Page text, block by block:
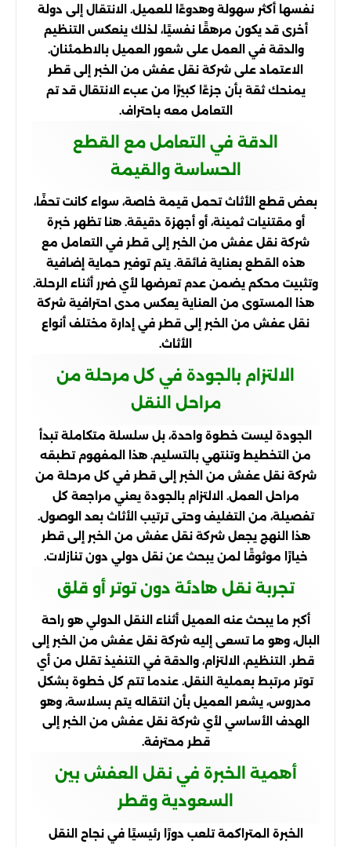
نفسها أكثر سهولة وهدوءًا للعميل. الانتقال إلى دولة
أخرى قد يكون مرهقًا نفسيًا، لذلك ينعكس التنظيم
والدقة في العمل على شعور العميل بالاطمئنان.
الاعتماد على شركة نقل عفش من الخبر إلى قطر
يمنحك ثقة بأن جزءًا كبيرًا من عبء الانتقال قد تم
التعامل معه باحتراف.
الدقة في التعامل مع القطع
الحساسة والقيمة
بعض قطع الأثاث تحمل قيمة خاصة، سواء كانت تحفًا،
أو مقتنيات ثمينة، أو أجهزة دقيقة. هنا تظهر خبرة
شركة نقل عفش من الخبر إلى قطر في التعامل مع
هذه القطع بعناية فائقة. يتم توفير حماية إضافية
وتثبيت محكم يضمن عدم تعرضها لأي ضرر أثناء الرحلة.
هذا المستوى من العناية يعكس مدى احترافية شركة
نقل عفش من الخبر إلى قطر في إدارة مختلف أنواع
الأثاث.
الالتزام بالجودة في كل مرحلة من
مراحل النقل
الجودة ليست خطوة واحدة، بل سلسلة متكاملة تبدأ
من التخطيط وتنتهي بالتسليم. هذا المفهوم تطبقه
شركة نقل عفش من الخبر إلى قطر في كل مرحلة من
مراحل العمل. الالتزام بالجودة يعني مراجعة كل
تفصيلة، من التغليف وحتى ترتيب الأثاث بعد الوصول.
هذا النهج يجعل شركة نقل عفش من الخبر إلى قطر
خيارًا موثوقًا لمن يبحث عن نقل دولي دون تنازلات.
تجربة نقل هادئة دون توتر أو قلق
أكبر ما يبحث عنه العميل أثناء النقل الدولي هو راحة
البال، وهو ما تسعى إليه شركة نقل عفش من الخبر إلى
قطر. التنظيم، الالتزام، والدقة في التنفيذ تقلل من أي
توتر مرتبط بعملية النقل. عندما تتم كل خطوة بشكل
مدروس، يشعر العميل بأن انتقاله يتم بسلاسة، وهو
الهدف الأساسي لأي شركة نقل عفش من الخبر إلى
قطر محترفة.
أهمية الخبرة في نقل العفش بين
السعودية وقطر
الخبرة المتراكمة تلعب دورًا رئيسيًا في نجاح النقل